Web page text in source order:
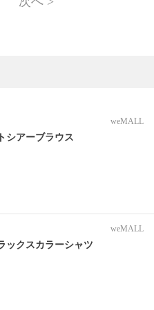
weMALL
シアーブラウス
weMALL
ックスカラーシャツ